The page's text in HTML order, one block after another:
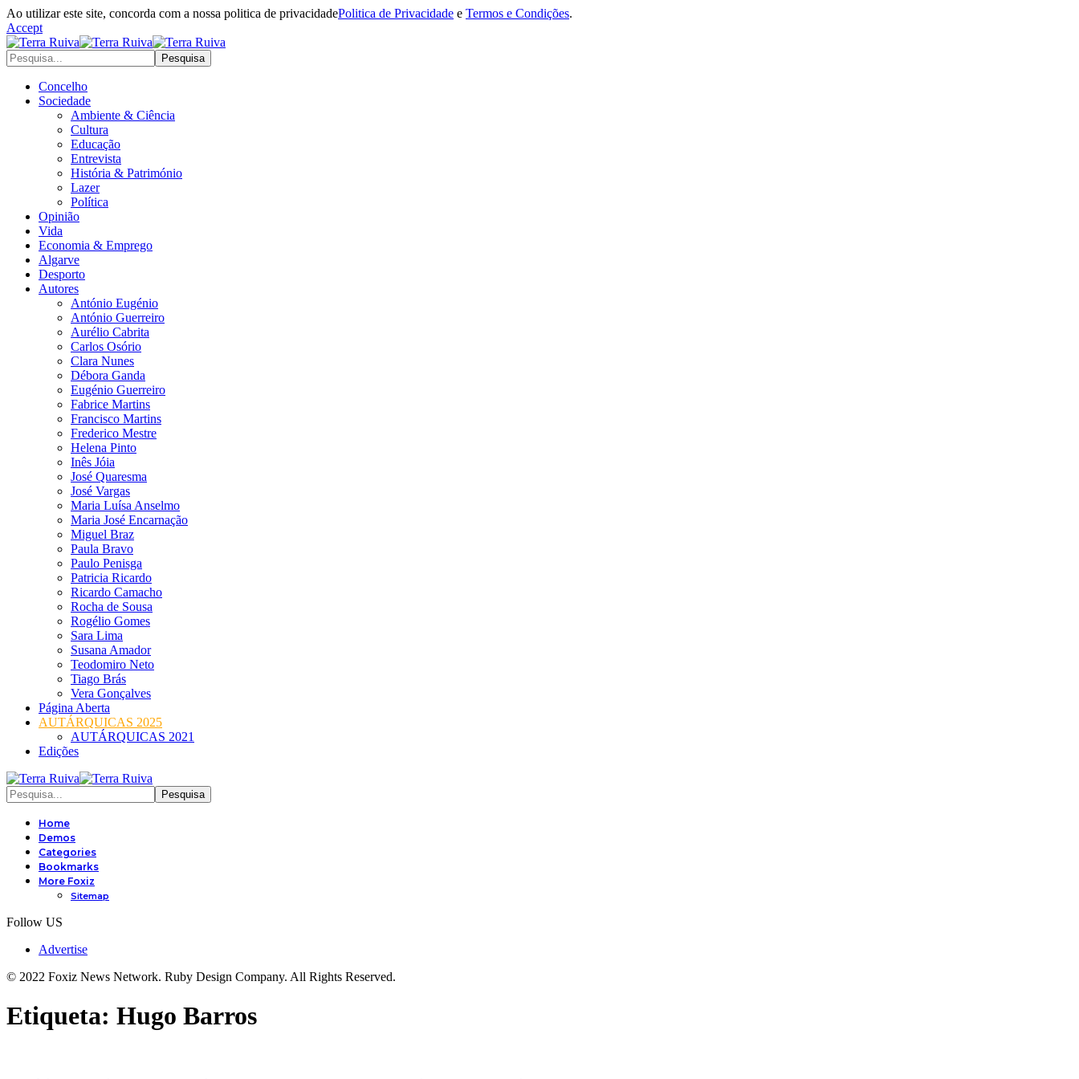
Ao utilizar este site, concorda com a nossa politica de privacidadePolitica de Privacidade e Termos e Condições.
Accept
Concelho
Sociedade
Ambiente & Ciência
Cultura
Educação
Entrevista
História & Património
Lazer
Política
Opinião
Vida
Economia & Emprego
Algarve
Desporto
Autores
António Eugénio
António Guerreiro
Aurélio Cabrita
Carlos Osório
Clara Nunes
Débora Ganda
Eugénio Guerreiro
Fabrice Martins
Francisco Martins
Frederico Mestre
Helena Pinto
Inês Jóia
José Quaresma
José Vargas
Maria Luísa Anselmo
Maria José Encarnação
Miguel Braz
Paula Bravo
Paulo Penisga
Patricia Ricardo
Ricardo Camacho
Rocha de Sousa
Rogélio Gomes
Sara Lima
Susana Amador
Teodomiro Neto
Tiago Brás
Vera Gonçalves
Página Aberta
AUTÁRQUICAS 2025
AUTÁRQUICAS 2021
Edições
Home
Demos
Categories
Bookmarks
More Foxiz
Sitemap
Follow US
Advertise
© 2022 Foxiz News Network. Ruby Design Company. All Rights Reserved.
Etiqueta: Hugo Barros